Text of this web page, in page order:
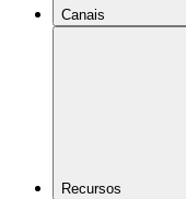
Canais
Recursos